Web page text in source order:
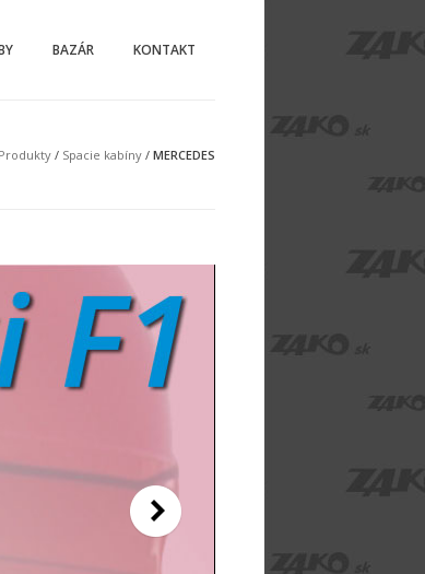
BAZÁR KONTAKT
Produkty / Spacie kabíny / MERCEDES